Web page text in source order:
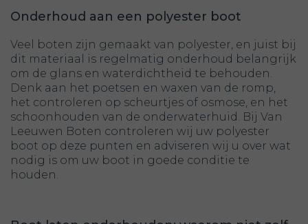
Onderhoud aan een polyester boot
Veel boten zijn gemaakt van polyester, en juist bij
dit materiaal is regelmatig onderhoud belangrijk
om de glans en waterdichtheid te behouden.
Denk aan het poetsen en waxen van de romp,
het controleren op scheurtjes of osmose, en het
schoonhouden van de onderwaterhuid. Bij Van
Leeuwen Boten controleren wij uw polyester
boot op deze punten en adviseren wij u over wat
nodig is om uw boot in goede conditie te
houden.